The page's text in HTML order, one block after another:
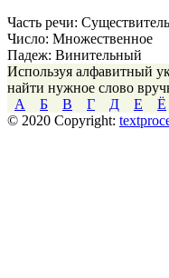
Часть речи:
Число: Множественное
Падеж: Винительный
Используя алфавитный
найти нужное слово
А
Б В Г Д Е Ё
© 2020 Copyright: